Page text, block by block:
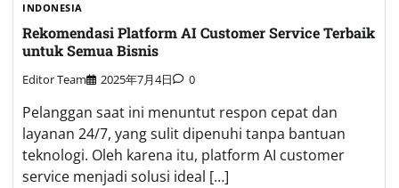
INDONESIA
Rekomendasi Platform AI Customer Service Terbaik
untuk Semua Bisnis
Editor Team 2025年7月4日 0
Pelanggan saat ini menuntut respon cepat dan
layanan 24/7, yang sulit dipenuhi tanpa bantuan
teknologi. Oleh karena itu, platform AI customer
service menjadi solusi ideal […]